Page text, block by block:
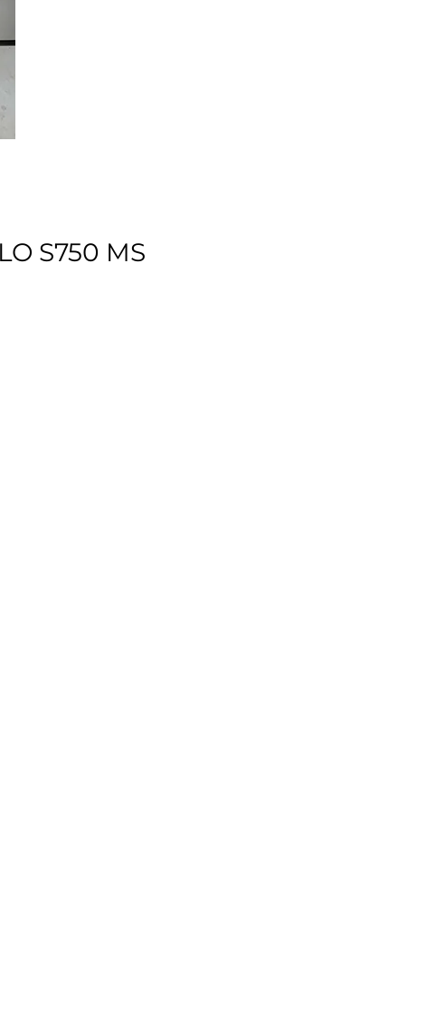
S750 MS